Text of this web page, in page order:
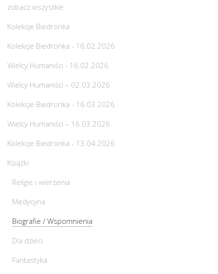
zobacz wszystkie
Kolekcje Biedronka
Kolekcje Biedronka - 16.02.2026
Wielcy Humaniści - 16.02.2026
Wielcy Humaniści – 02.03.2026
Kolekcje Biedronka - 16.03.2026
Wielcy Humaniści – 16.03.2026
Kolekcje Biedronka - 13.04.2026
Książki
Religie i wierzenia
Medycyna
Biografie / Wspomnienia
Dla dzieci
Fantastyka